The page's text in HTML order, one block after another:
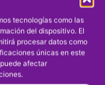
tecnologías como las
del dispositivo. El
procesar datos como
únicas en este
afectar